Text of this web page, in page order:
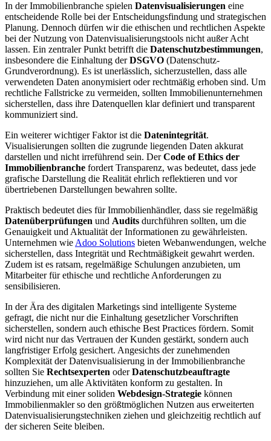
In der Immobilienbranche spielen Datenvisualisierungen eine
entscheidende Rolle bei der Entscheidungsfindung und strategischen
Planung. Dennoch dürfen wir die ethischen und rechtlichen Aspekte
bei der Nutzung von Datenvisualisierungstools nicht außer Acht
lassen. Ein zentraler Punkt betrifft die Datenschutzbestimmungen,
insbesondere die Einhaltung derDSGVO (Datenschutz-
Grundverordnung). Es ist unerlässlich, sicherzustellen, dass alle
verwendeten Daten anonymisiert oder rechtmäßig erhoben sind. Um
rechtliche Fallstricke zu vermeiden, sollten Immobilienunternehmen
sicherstellen, dass ihre Datenquellen klar definiert und transparent
kommuniziert sind.
Ein weiterer wichtiger Faktor ist die Datenintegrität.
Visualisierungen sollten die zugrunde liegenden Daten akkurat
darstellen und nicht irreführend sein. DerCode of Ethics der
Immobilienbranche fordert Transparenz, was bedeutet, dass jede
grafische Darstellung die Realität ehrlich reflektieren und vor
übertriebenen Darstellungen bewahren sollte.
Praktisch bedeutet dies für Immobilienhändler, dass sie regelmäßig
Datenüberprüfungen und Audits durchführen sollten, um die
Genauigkeit und Aktualität der Informationen zu gewährleisten.
Unternehmen wie Adoo Solutions bieten Webanwendungen, welche
sicherstellen, dass Integrität und Rechtmäßigkeit gewahrt werden.
Zudem ist es ratsam, regelmäßige Schulungen anzubieten, um
Mitarbeiter für ethische und rechtliche Anforderungen zu
sensibilisieren.
In der Ära des digitalen Marketings sind intelligente Systeme
gefragt, die nicht nur die Einhaltung gesetzlicher Vorschriften
sicherstellen, sondern auch ethische Best Practices fördern. Somit
wird nicht nur das Vertrauen der Kunden gestärkt, sondern auch
langfristiger Erfolg gesichert. Angesichts der zunehmenden
Komplexität der Datenvisualisierung in der Immobilienbranche
sollten Sie Rechtsexperten oderDatenschutzbeauftragte
hinzuziehen, um alle Aktivitäten konform zu gestalten. In
Verbindung mit einer soliden Webdesign-Strategie können
Immobilienmakler so den größtmöglichen Nutzen aus erweiterten
Datenvisualisierungstechniken ziehen und gleichzeitig rechtlich auf
der sicheren Seite bleiben.